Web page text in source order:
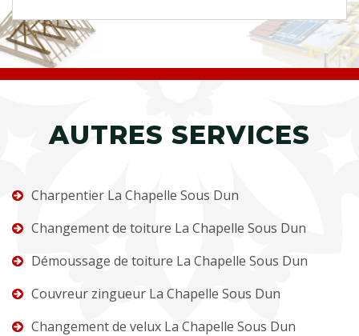
AUTRES SERVICES
Charpentier La Chapelle Sous Dun
Changement de toiture La Chapelle Sous Dun
Démoussage de toiture La Chapelle Sous Dun
Couvreur zingueur La Chapelle Sous Dun
Changement de velux La Chapelle Sous Dun